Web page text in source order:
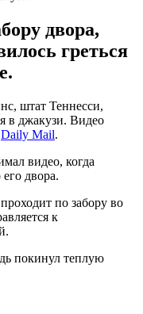
двора,
греться
штат Теннесси,
в джакузи. Видео
Daily Mail.
видео, когда
двора.
по забору во
к
покинул теплую